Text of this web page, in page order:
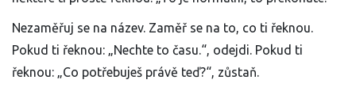
Nezaměřuj se na název. Zaměř se na to, co ti řeknou.
Pokud ti řeknou: „Nechte to času.“, odejdi. Pokud ti
řeknou: „Co potřebuješ právě teď?“, zůstaň.